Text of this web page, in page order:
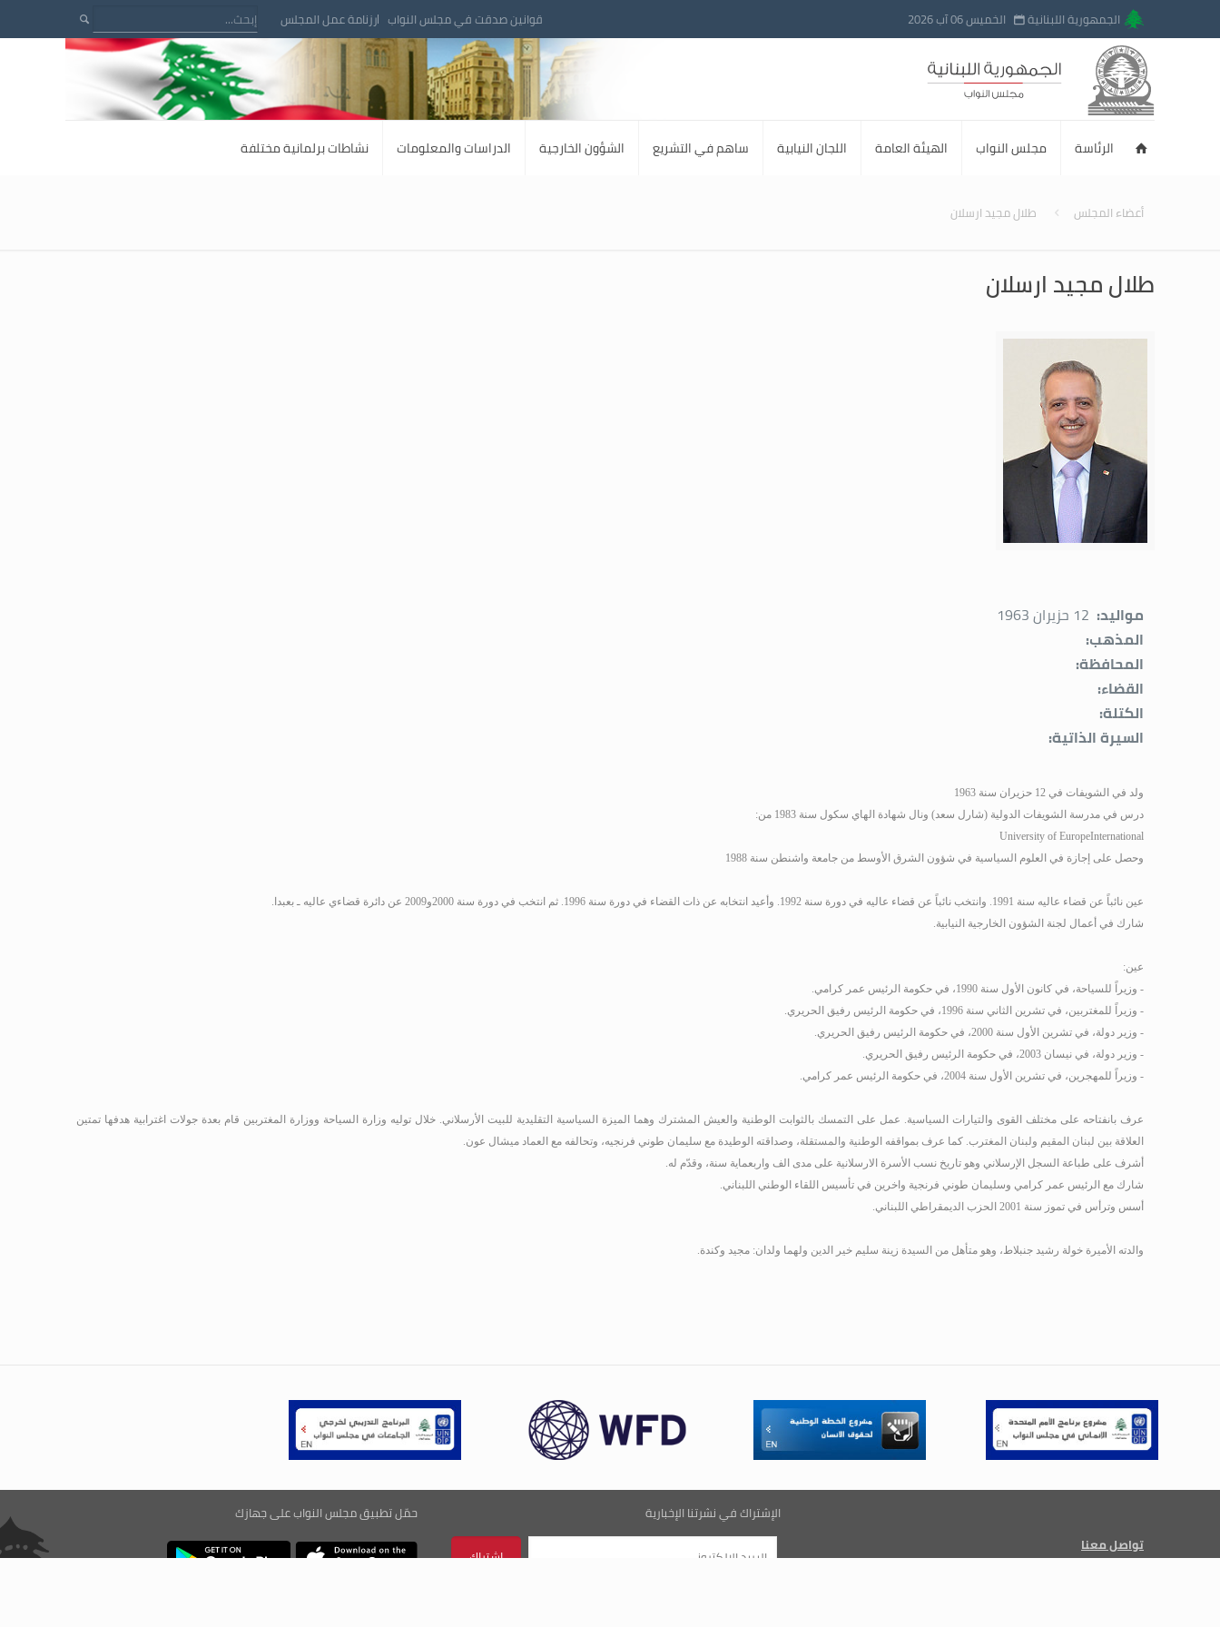
الجمهورية اللبنانية الخميس 06 آب 2026 قوانين صدقت في مجلس النواب رزنامة عمل المجلس
الرئاسة مجلس النواب الهيئة العامة اللجان النيابية ساهم في التشريع الشؤون الخارجية الدراسات والمعلومات نشاطات برلمانية مختلفة
أعضاء المجلس طلال مجيد ارسلان
طلال مجيد ارسلان
مواليد: 12 حزيران 1963
المذهب:
المحافظة:
القضاء:
الكتلة:
السيرة الذاتية:
ولد في الشويفات في 12 حزيران سنة 1963
درس في مدرسة الشويفات الدولية (شارل سعد) ونال شهادة الهاي سكول سنة 1983 من:
International
University of Europe
وحصل على إجازة في العلوم السياسية في شؤون الشرق الأوسط من جامعة واشنطن سنة 1988
عين نائباً عن قضاء عاليه سنة 1991 . وانتخب نائباً عن قضاء عاليه في دورة سنة 1992 . وأعيد انتخابه عن ذات القضاء في دورة سنة 1996 . ثم انتخب في دورة سنة 2000و2009 عن دائرة قضاءي عاليه ـ بعبدا
.
شارك في أعمال لجنة الشؤون الخارجية النيابية.
عين:
- وزيراً للسياحة، في كانون الأول سنة 1990، في حكومة الرئيس عمر كرامي.
- وزيراً للمغتربين، في تشرين الثاني سنة 1996، في حكومة الرئيس رفيق الحريري.
- وزير دولة، في تشرين الأول سنة 2000، في حكومة الرئيس رفيق الحريري.
- وزير دولة، في نيسان 2003، في حكومة الرئيس رفيق الحريري.
- وزيراً للمهجرين، في تشرين الأول سنة 2004، في حكومة الرئيس عمر كرامي.
عرف بانفتاحه على مختلف القوى والتيارات السياسية. عمل على التمسك بالثوابت الوطنية والعيش المشترك وهما الميزة السياسية التقليدية للبيت الأرسلاني. خلال توليه وزارة السياحة ووزارة المغتربين قام بعدة جولات اغترابية هدفها تمتين
العلاقة بين لبنان المقيم ولبنان المغترب. كما عرف بمواقفه الوطنية والمستقلة، وصداقته الوطيدة مع سليمان طوني فرنجيه، وتحالفه مع العماد ميشال عون.
أشرف على طباعة السجل الإرسلاني وهو تاريخ نسب الأسرة الارسلانية على مدى الف واربعماية سنة، وقدّم له.
شارك مع الرئيس عمر كرامي وسليمان طوني فرنجية واخرين في تأسيس اللقاء الوطني اللبناني.
أسس وترأس في تموز سنة 2001 الحزب الديمقراطي اللبناني.
والدته الأميرة خولة رشيد جنبلاط، وهو متأهل من السيدة زينة سليم خير الدين ولهما ولدان: مجيد وكندة.
تواصل معنا
الإشتراك في نشرتنا الإخبارية حمّل تطبيق مجلس النواب على جهازك